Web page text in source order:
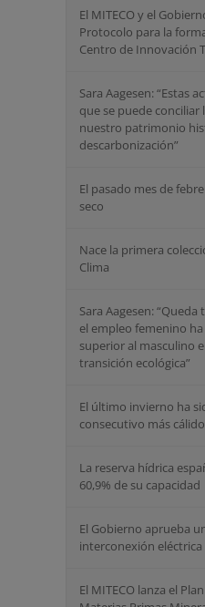
El MITECO y el
Protocolo para la
Centro de Innovación
Sara Aagesen: “Estas
que se puede conciliar
nuestro patrimonio
descarbonización”
El pasado mes de
seco
Nace la primera
Clima
Sara Aagesen:
el empleo femenino
superior al masculino
transición ecológica”
El último invierno ha
consecutivo más
La reserva hídrica
60,9% de su capacidad
El Gobierno aprueba
interconexión
El MITECO lanza el